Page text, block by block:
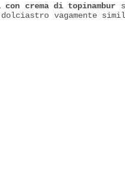
con crema di topinambur
vagamente